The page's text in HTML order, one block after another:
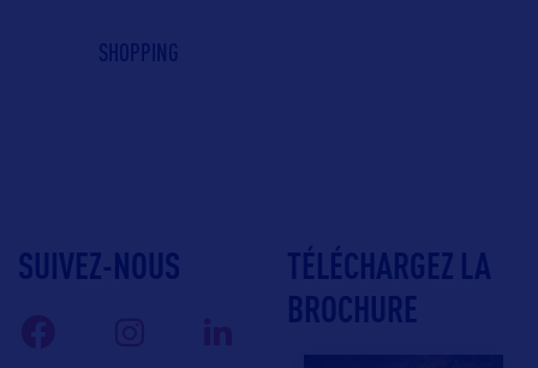
SHOPPING
SUIVEZ-NOUS
TÉLÉCHARGEZ LA
BROCHURE